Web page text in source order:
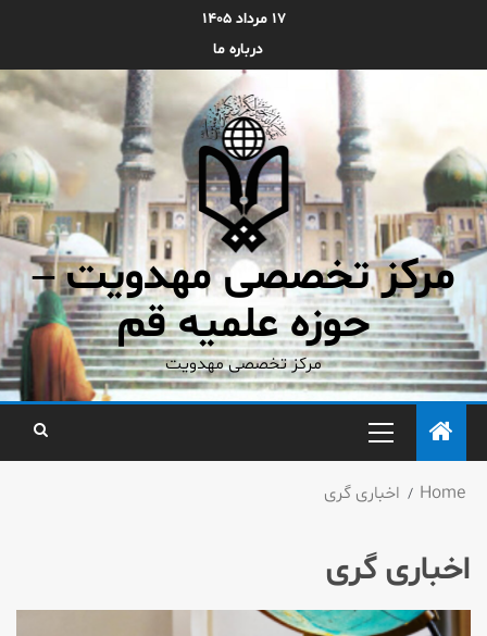
۱۷ مرداد ۱۴۰۵
درباره ما
مرکز تخصصی مهدویت –
حوزه علمیه قم
مرکز تخصصی مهدویت
Home اخباری گری
اخباری گری